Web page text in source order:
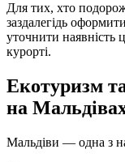
Для тих, хто
заздалегідь
уточнити наявність
курорті.
Екотуризм
на
Мальдіви — одна з